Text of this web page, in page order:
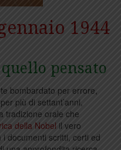
1944
pensato
bombardato per errore,
più di settant’anni,
tradizione orale che
della Nobel il vero
documenti scritti, certi ed